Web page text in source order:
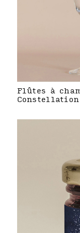
Flûtes à
Constellation